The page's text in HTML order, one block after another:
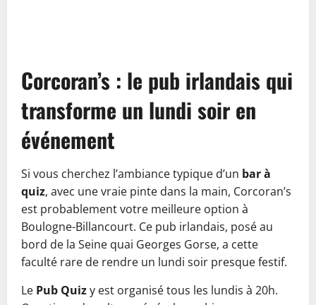
Corcoran’s : le pub irlandais qui
transforme un lundi soir en
événement
Si vous cherchez l’ambiance typique d’un bar à
quiz, avec une vraie pinte dans la main, Corcoran’s
est probablement votre meilleure option à
Boulogne-Billancourt. Ce pub irlandais, posé au
bord de la Seine quai Georges Gorse, a cette
faculté rare de rendre un lundi soir presque festif.
Le Pub Quizy est organisé tous les lundis à 20h.